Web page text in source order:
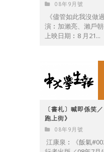
08年9月號
《儘管如此我沒做
演︰加瀨亮、瀨戶
上映日期︰8 月21...
〔書札〕喊即係笑
跑上街》
08年9月號
江康泉︰《飯氣